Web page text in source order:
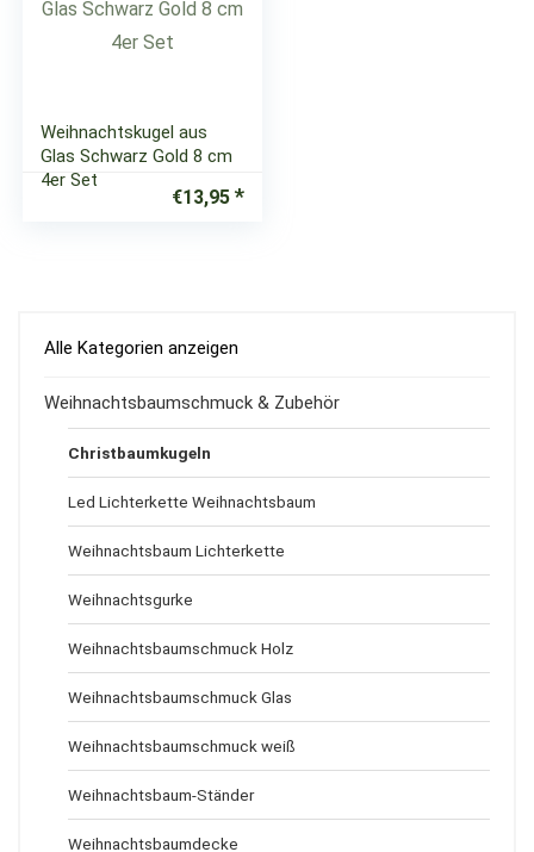
Weihnachtskugel aus
Glas Schwarz Gold 8 cm
4er Set
€13,95
Alle Kategorien anzeigen
Weihnachtsbaumschmuck & Zubehör
Christbaumkugeln
Led Lichterkette Weihnachtsbaum
Weihnachtsbaum Lichterkette
Weihnachtsgurke
Weihnachtsbaumschmuck Holz
Weihnachtsbaumschmuck Glas
Weihnachtsbaumschmuck weiß
Weihnachtsbaum-Ständer
Weihnachtsbaumdecke